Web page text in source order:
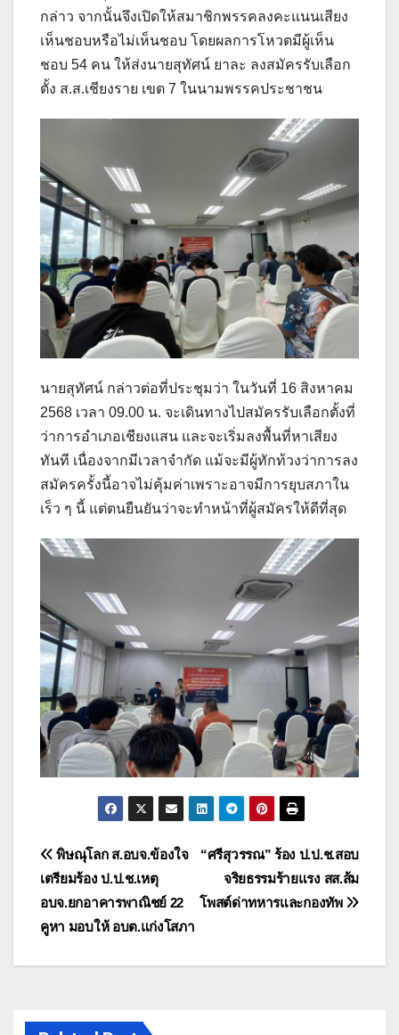
กล่าว จากนั้นจึงเปิดให้สมาชิกพรรคลงคะแนนเสียง
เห็นชอบหรือไม่เห็นชอบ โดยผลการโหวตมีผู้เห็น
ชอบ 54 คน ให้ส่งนายสุทัศน์ ยาละ ลงสมัครรับเลือก
ตั้ง ส.ส.เชียงราย เขต 7 ในนามพรรคประชาชน
นายสุทัศน์ กล่าวต่อที่ประชุมว่า ในวันที่ 16 สิงหาคม
2568 เวลา 09.00 น. จะเดินทางไปสมัครรับเลือกตั้งที่
ว่าการอำเภอเชียงแสน และจะเริ่มลงพื้นที่หาเสียง
ทันที เนื่องจากมีเวลาจำกัด แม้จะมีผู้ทักท้วงว่าการลง
สมัครครั้งนี้อาจไม่คุ้มค่าเพราะอาจมีการยุบสภาใน
เร็ว ๆ นี้ แต่ตนยืนยันว่าจะทำหน้าที่ผู้สมัครให้ดีที่สุด
แนะแนว
เรื่อง
“ศรีสุวรรณ” ร้อง ป.ป.ช.สอบ
จริยธรรมร้ายแรง สส.ส้ม
โพสต์ด่าทหารและกองทัพ
พิษณุโลก ส.อบจ.ข้องใจ
เตรียมร้อง ป.ป.ช.เหตุ
อบจ.ยกอาคารพาณิชย์ 22
คูหา มอบให้ อบต.แก่งโสภา